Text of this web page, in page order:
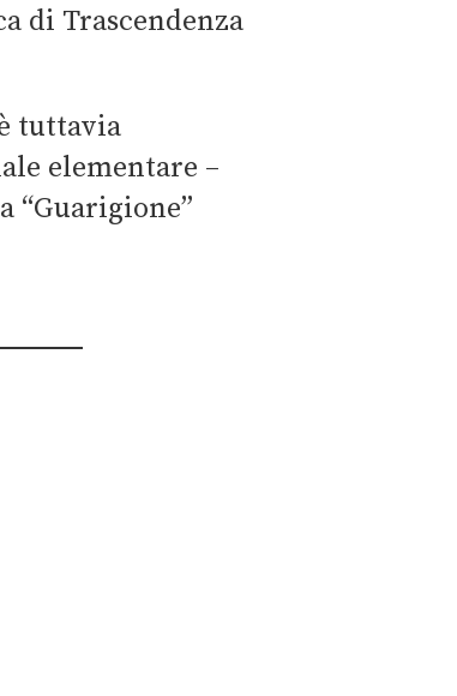
di Trascendenza
tuttavia
elementare –
“Guarigione”